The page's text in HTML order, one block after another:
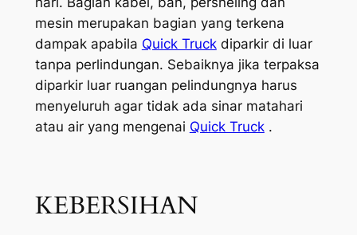
mesin merupakan bagian yang terkena
dampak apabila Quick Truckdiparkir di luar
tanpa perlindungan. Sebaiknya jika terpaksa
diparkir luar ruangan pelindungnya harus
menyeluruh agar tidak ada sinar matahari
atau air yang mengenai Quick Truck.
KEBERSIHAN